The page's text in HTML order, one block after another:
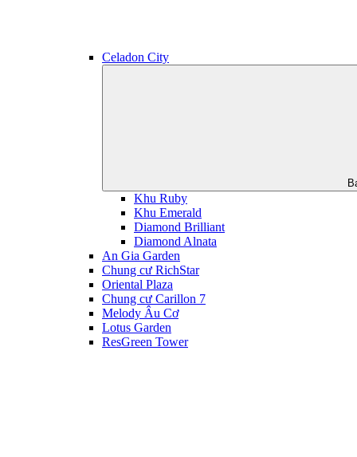
Celadon City
Khu Ruby
Khu Emerald
Diamond Brilliant
Diamond Alnata
An Gia Garden
Chung cư RichStar
Oriental Plaza
Chung cư Carillon 7
Melody Âu Cơ
Lotus Garden
ResGreen Tower